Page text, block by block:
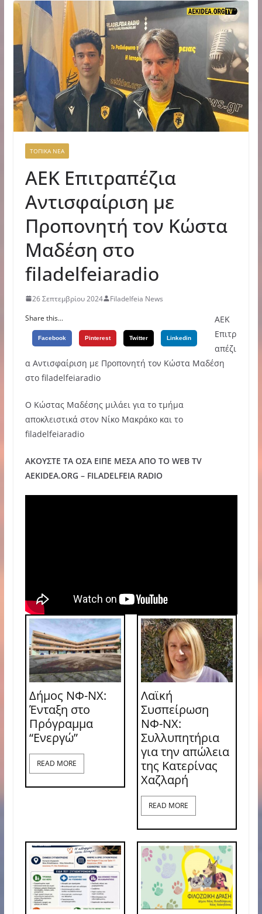
ΤΟΠΙΚΑ ΝΕΑ
ΑΕΚ Επιτραπέζια
Αντισφαίριση με
Προπονητή τον Κώστα
Μαδέση στο
filadelfeiaradio
26 Σεπτεμβρίου 2024
Filadelfeia News
Share this...
Facebook Pinterest Twitter Linkedin
ΑΕΚ
Επιτρ
απέζι
α Αντισφαίριση με Προπονητή τον Κώστα Μαδέση
στο filadelfeiaradio
O Κώστας Μαδέσης μιλάει για το τμήμα
αποκλειστικά στον Νίκο Μακράκο και το
filadelfeiaradio
ΑΚΟΥΣΤΕ ΤΑ ΟΣΑ ΕΙΠΕ ΜΕΣΑ ΑΠΟ ΤΟ WEB TV
AEKIDEA.ORG – FILADELFEIA RADIO
Δήμος ΝΦ-ΝΧ:
Ένταξη στο
Πρόγραμμα
“Ενεργώ”
READ MORE
Λαϊκή
Συσπείρωση
ΝΦ-ΝΧ:
Συλλυπητήρια
για την απώλεια
της Κατερίνας
Χαζλαρή
READ MORE